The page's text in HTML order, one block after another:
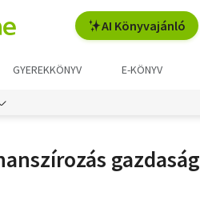
AI Könyvajánló
GYEREKKÖNYV E-KÖNYV